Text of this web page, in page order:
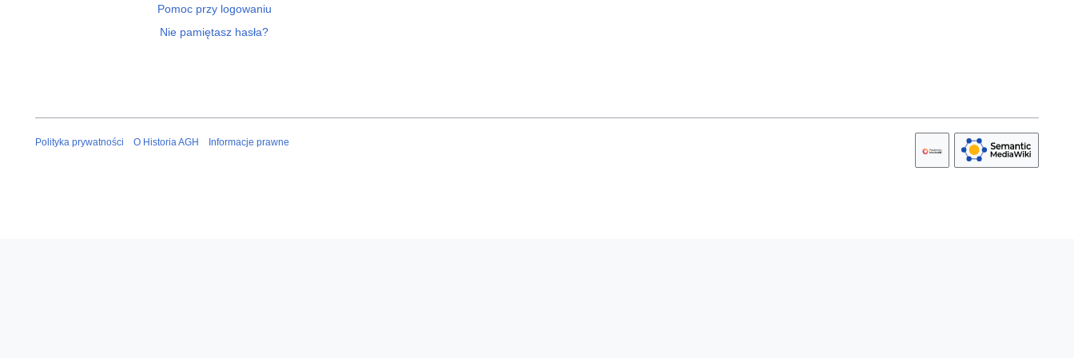
Pomoc przy logowaniu
Nie pamiętasz hasła?
Polityka prywatności O Historia AGH Informacje prawne